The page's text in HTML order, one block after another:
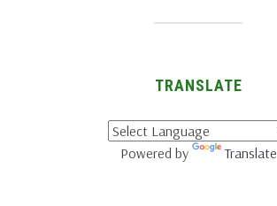
TRANSLATE
Powered by Translate